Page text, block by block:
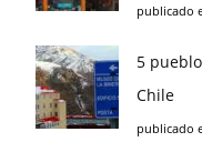
publicado
5
Chile
publicado